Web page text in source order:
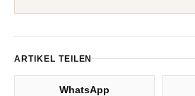
ARTIKEL TEILEN
WhatsApp